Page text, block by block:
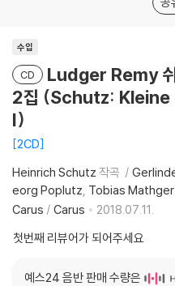
수입
CD
Ludger Remy 쉬
2집 (Schutz:
I)
2CD
Heinrich Schutz 작곡
eorg Poplutz Tobias Mathger
Carus / Carus
2018.07.11.
첫번째 리뷰어가 되어주세요
예스24 음반 판매 수량은